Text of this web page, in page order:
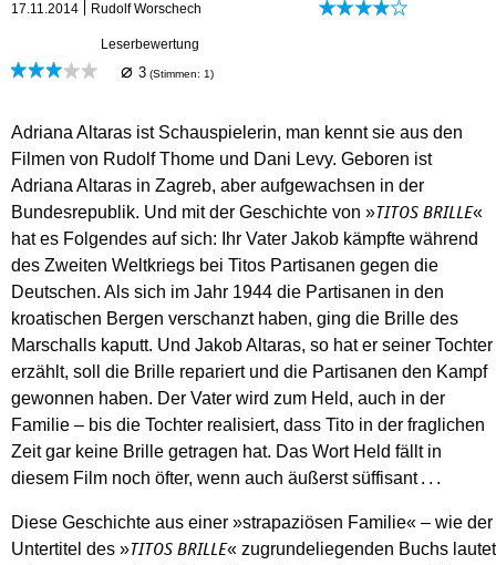
17.11.2014 Rudolf Worschech
Leserbewertung
⌀ 3 (Stimmen: 1)
Adriana Altaras ist Schauspielerin, man kennt sie aus den
Filmen von Rudolf Thome und Dani Levy. Geboren ist
Adriana Altaras in Zagreb, aber aufgewachsen in der
Bundesrepublik. Und mit der Geschichte von »TITOS BRILLE«
hat es Folgendes auf sich: Ihr Vater Jakob kämpfte während
des Zweiten Weltkriegs bei Titos Partisanen gegen die
Deutschen. Als sich im Jahr 1944 die Partisanen in den
kroatischen Bergen verschanzt haben, ging die Brille des
Marschalls kaputt. Und Jakob Altaras, so hat er seiner Tochter
erzählt, soll die Brille repariert und die Partisanen den Kampf
gewonnen haben. Der Vater wird zum Held, auch in der
Familie – bis die Tochter realisiert, dass Tito in der fraglichen
Zeit gar keine Brille getragen hat. Das Wort Held fällt in
diesem Film noch öfter, wenn auch äußerst süffisant . . .
Diese Geschichte aus einer »strapaziösen Familie« – wie der
Untertitel des »TITOS BRILLE« zugrundeliegenden Buchs lautet